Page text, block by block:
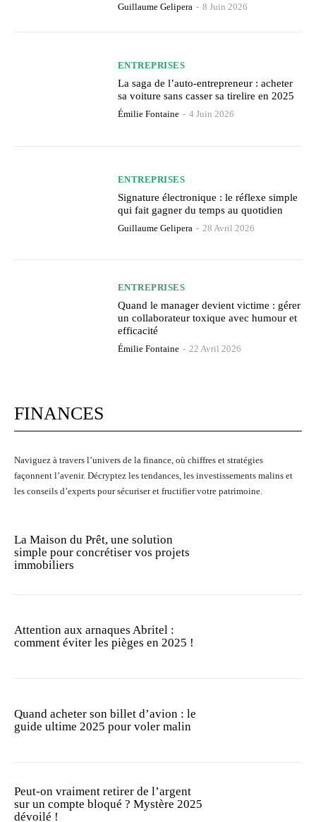
Guillaume Gelipera - 8 Juin 2026
ENTREPRISES
La saga de l’auto-entrepreneur : acheter
sa voiture sans casser sa tirelire en 2025
Émilie Fontaine - 4 Juin 2026
ENTREPRISES
Signature électronique : le réflexe simple
qui fait gagner du temps au quotidien
Guillaume Gelipera - 28 Avril 2026
ENTREPRISES
Quand le manager devient victime : gérer
un collaborateur toxique avec humour et
efficacité
Émilie Fontaine - 22 Avril 2026
FINANCES
Naviguez à travers l’univers de la finance, où chiffres et stratégies
façonnent l’avenir. Décryptez les tendances, les investissements malins et
les conseils d’experts pour sécuriser et fructifier votre patrimoine.
La Maison du Prêt, une solution
simple pour concrétiser vos projets
immobiliers
Attention aux arnaques Abritel :
comment éviter les pièges en 2025 !
Quand acheter son billet d’avion : le
guide ultime 2025 pour voler malin
Peut-on vraiment retirer de l’argent
sur un compte bloqué ? Mystère 2025
dévoilé !